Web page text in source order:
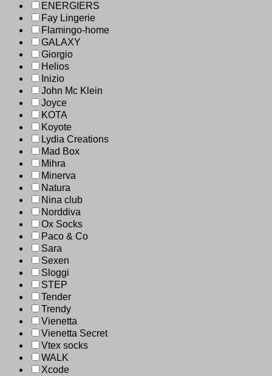
ENERGIERS
Fay Lingerie
Flamingo-home
GALAXY
Giorgio
Helios
Inizio
John Mc Klein
Joyce
KOTA
Koyote
Lydia Creations
Mad Box
Mihra
Minerva
Natura
Nina club
Norddiva
Ox Socks
Paco & Co
Sara
Sexen
Sloggi
STEP
Tender
Trendy
Vienetta
Vienetta Secret
Vtex socks
WALK
Xcode